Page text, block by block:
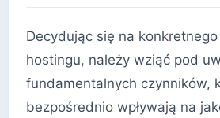
Decydując się na
hostingu, należy wziąć pod
fundamentalnych czynników,
bezpośrednio wpływają na